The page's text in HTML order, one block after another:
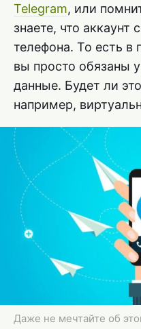
Telegram, или
знаете, что аккаунт
телефона. То есть в
вы просто обязаны
данные. Будет ли
например,
Даже не мечтайте об